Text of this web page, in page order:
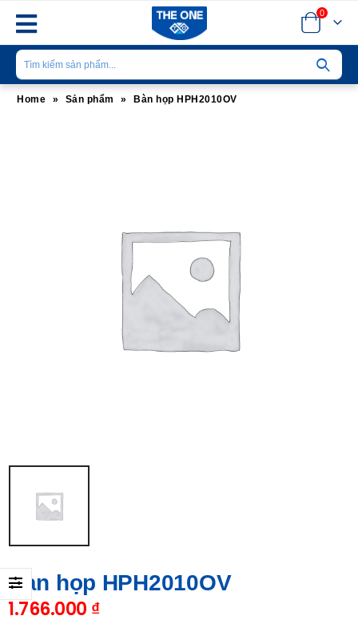
0
Home » Sản phẩm » Bàn họp HPH2010OV
Bàn họp HPH2010OV
1.766.000 ₫